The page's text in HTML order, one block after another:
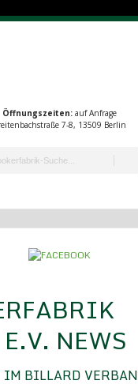
Öffnungszeiten:auf Anfrage
7-8, 13509 Berlin
NEWS
BILLARD